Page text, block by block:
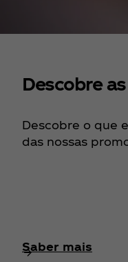
Descobre
Descobre o que
das nossas
Saber mais